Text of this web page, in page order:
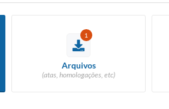
1
Arquivos
(atas, homologações, etc)